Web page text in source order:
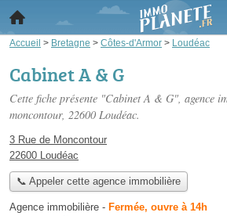
Accueil > Bretagne > Côtes-d'Armor > Loudéac
Cabinet A & G
Cette fiche présente "Cabinet A & G", agence
moncontour, 22600 Loudéac.
3 Rue de Moncontour
22600 Loudéac
📞 Appeler cette agence immobilière
Agence immobilière - Fermée, ouvre à 14h